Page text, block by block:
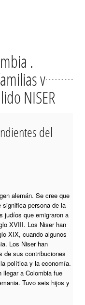
.
y
NISER
del
alemán. Se cree que
significa persona de la
judíos que emigraron a
XVIII. Los Niser han
XIX, cuando algunos
Los Niser han
de sus contribuciones
política y la economía.
llegar a Colombia fue
Tuvo seis hijos y